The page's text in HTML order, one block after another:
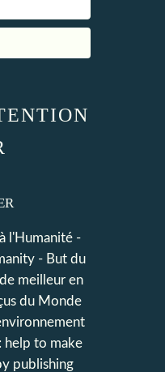
l'Humanité -
- But du
meilleur en
du Monde
help to make
publishing